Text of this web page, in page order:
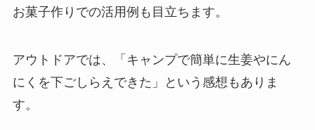
お菓子作りでの活用例も目立ちます。
アウトドアでは、「キャンプで簡単に生姜やにん
にくを下ごしらえできた」という感想もありま
す。